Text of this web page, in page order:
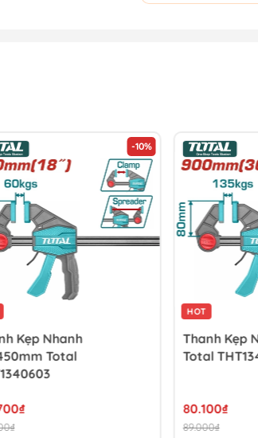
-10%
Kẹp Nhanh
Total
HOT
Thanh Kẹp
Total
80.100₫
89.000₫